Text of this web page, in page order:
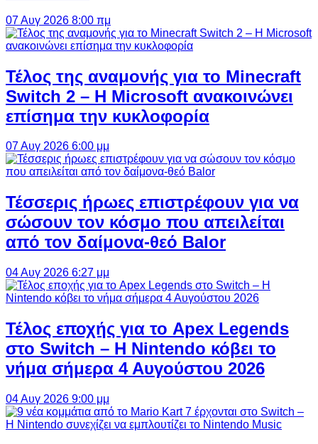
07 Αυγ 2026 8:00 πμ
Τέλος της αναμονής για το Minecraft
Switch 2 – Η Microsoft ανακοινώνει
επίσημα την κυκλοφορία
07 Αυγ 2026 6:00 μμ
Τέσσερις ήρωες επιστρέφουν για να
σώσουν τον κόσμο που απειλείται
από τον δαίμονα-θεό Balor
04 Αυγ 2026 6:27 μμ
Τέλος εποχής για το Apex Legends
στο Switch – Η Nintendo κόβει το
νήμα σήμερα 4 Αυγούστου 2026
04 Αυγ 2026 9:00 μμ